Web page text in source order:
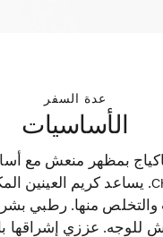
عدة السفر
الأساسيات
بمظهر منعش مع
. يساعد كريم العينين
والتخلص منها. رطبي
للوجه. عززي إشراقها